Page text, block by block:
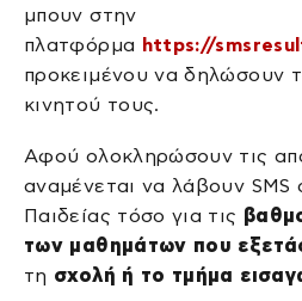
μπουν στην
πλατφόρμα https://
προκειμένου να δηλώσουν
κινητού τους.
Αφού ολοκληρώσουν τις
αναμένεται να λάβουν SMS
Παιδείας τόσο για τις
των μαθημάτων που
τη σχολή ή το τμήμα